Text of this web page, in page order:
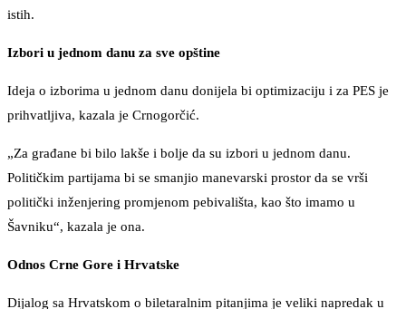
istih.
Izbori u jednom danu za sve opštine
Ideja o izborima u jednom danu donijela bi optimizaciju i za PES je
prihvatljiva, kazala je Crnogorčić.
„Za građane bi bilo lakše i bolje da su izbori u jednom danu.
Političkim partijama bi se smanjio manevarski prostor da se vrši
politički inženjering promjenom pebivališta, kao što imamo u
Šavniku“, kazala je ona.
Odnos Crne Gore i Hrvatske
Dijalog sa Hrvatskom o biletaralnim pitanjima je veliki napredak u